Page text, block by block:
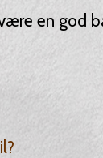
en god